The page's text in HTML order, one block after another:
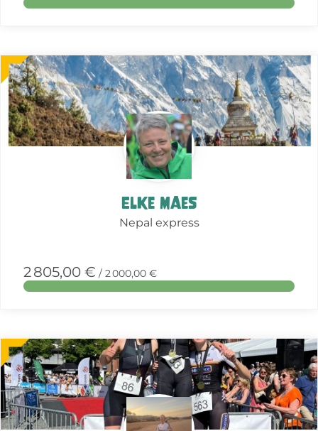
Elke Maes
Nepal express
2 805,00 € / 2 000,00 €
More
about
this
action
More
about
this
action